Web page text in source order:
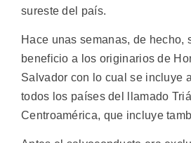
sureste del país.
Hace unas semanas, de hecho,
beneficio a los originarios de
Salvador con lo cual se incluye
todos los países del llamado
Centroamérica, que incluye